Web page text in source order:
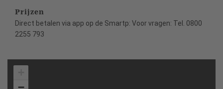
Prijzen
Direct betalen via app op de Smartp: Voor vragen: Tel. 0800
2255 793